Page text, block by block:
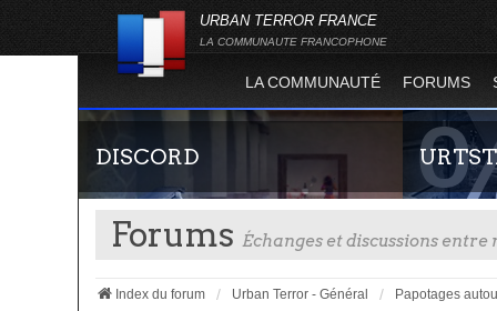
URBAN TERROR FRANCE
LA COMMUNAUTE FRANCOPHONE
LA COMMUNAUTÉ FORUMS
DISCORD
Forums Échanges et discussions
Index du forum Urban Terror - Général Papotages